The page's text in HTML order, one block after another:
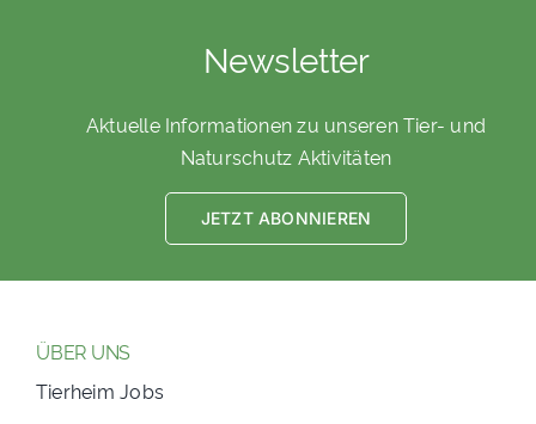
Newsletter
Aktuelle Informationen zu unseren Tier- und
Naturschutz Aktivitäten
JETZT ABONNIEREN
ÜBER UNS
Tierheim Jobs